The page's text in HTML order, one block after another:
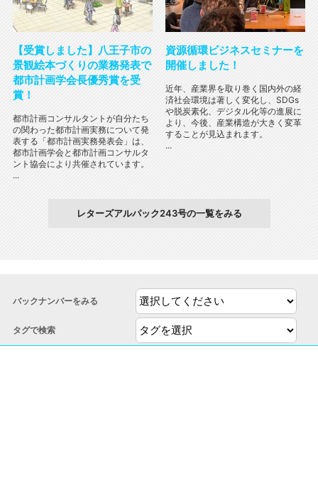
【受賞しました】八王子市の
景観絵本づくりの業務発表で
都市計画学会長優秀賞を受
賞！
都市計画コンサルタントが自分たち
の関わった都市計画実務について発
表する「都市計画実務発表会」は、
都市計画学会と都市計画コンサルタ
ント協会により共催されています。
...
資源循環ビジネスセミナーを
開催しました！
近年、産業界を取り巻く国内外の経
済社会環境は著しく変化し、SDGs
や脱炭素化、デジタル化等の進展に
より、今後、産業構造が大きく変革
することが見込まれます。
...
レターズアルパック243号の一覧をみる
バックナンバーをみる
タグで検索